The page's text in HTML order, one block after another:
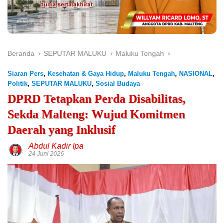
Beranda SEPUTAR MALUKU Maluku Tengah
Siaran Pers, Kesehatan & Gaya Hidup, Maluku Tengah, NASIONAL,
Politik, SEPUTAR MALUKU, Sosial Budaya
DPRD Tetapkan Perda Disabilitas,
Sekda Malteng: Wujud Komitmen
Daerah yang Inklusif
Abdul Kadir Ipa
24 Juni 2026